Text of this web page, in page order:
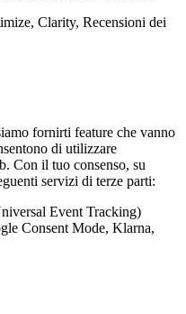
Clarity, Recensioni dei
fornirti feature che vanno
di utilizzare
Con il tuo consenso, su
servizi di terze parti:
Event Tracking)
Consent Mode, Klarna,